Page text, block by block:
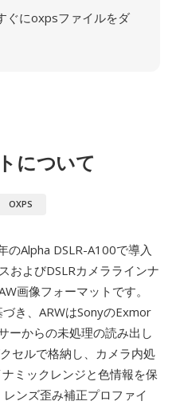
ぐにoxpsファイルをダ
について
OXPS
のAlpha DSLR-A100で導入
およびDSLRカメララインナ
画像フォーマットです。
き、ARWはSonyのExmor
ーからの未処理の読み出し
セルで格納し、カメラ内処
ミックレンジと色情報を保
ンズ歪み補正プロファイ